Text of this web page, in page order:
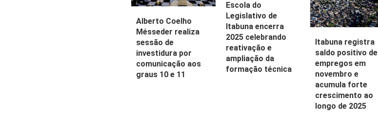
Alberto Coelho
Mésseder realiza
sessão de
investidura por
comunicação aos
graus 10 e 11
Escola do
Legislativo de
Itabuna encerra
2025 celebrando
reativação e
ampliação da
formação técnica
Itabuna registra
saldo positivo de
empregos em
novembro e
acumula forte
crescimento ao
longo de 2025